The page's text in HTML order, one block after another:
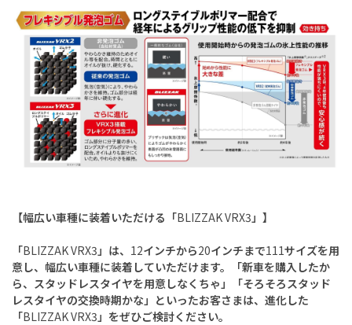
【幅広い車種に装着いただける「BLIZZAK VRX3」】
「BLIZZAK VRX3」は、 12インチから20インチまで111サイズを用
意し、幅広い車種に装着していただけます。「新車を購入したか
ら、スタッドレスタイヤを用意しなくちゃ」「そろそろスタッド
レスタイヤの交換時期かな」といったお客さまは、進化した
「BLIZZAK VRX3」をぜひご検討ください。